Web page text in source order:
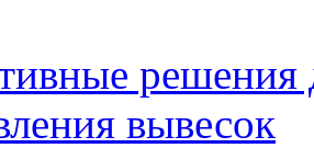
решения
вывесок